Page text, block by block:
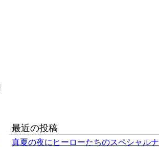
最近の投稿
真夏の夜にヒーローたちのスペシャルナ